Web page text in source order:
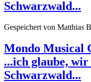
Schwarzwald...
Gespeichert von Matthias
Mondo Musical
...ich glaube,
Schwarzwald...